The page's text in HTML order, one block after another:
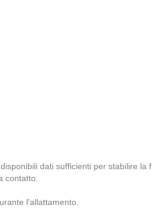
dati sufficienti per stabilire la
contatto.
l'allattamento.